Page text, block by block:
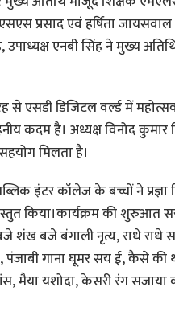
प्रसाद एवं हर्षिता जायसवाल
एनबी सिंह ने मुख्य
से एसडी डिजिटल वर्ल्ड में
कदम है। अध्यक्ष विनोद कुमार
मिलता है।
इंटर कॉलेज के बच्चों ने प्रज्ञा
किया।कार्यक्रम की शुरुआत
शंख बजे बंगाली नृत्य, राधे राधे
गाना घूमर सय ई, कैसे की
मैया यशोदा, केसरी रंग सजाया